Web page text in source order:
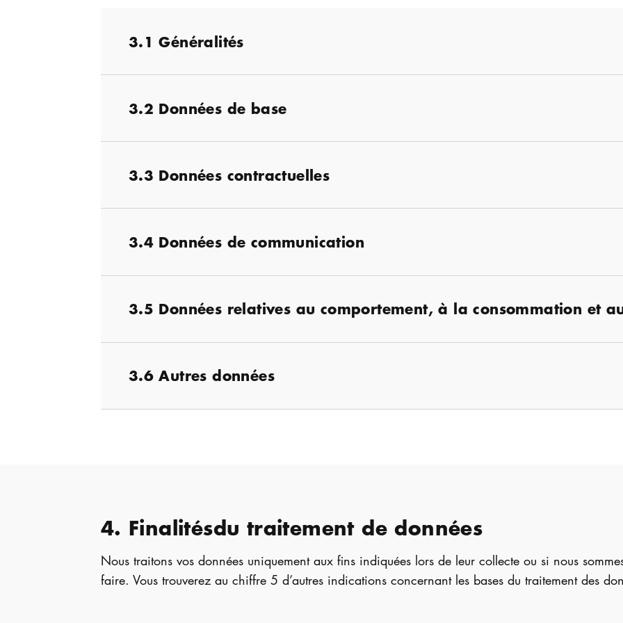
3.1 Généralités
3.2 Données de base
3.3 Données contractuelles
3.4 Données de communication
3.5 Données relatives au comportement, à la consommation et
3.6 Autres données
4. Finalitésdu traitement de données
Nous traitons vos données uniquement aux fins indiquées lors de leur collecte ou si nous
faire. Vous trouverez au chiffre 5 d’autres indications concernant les bases du traitement des